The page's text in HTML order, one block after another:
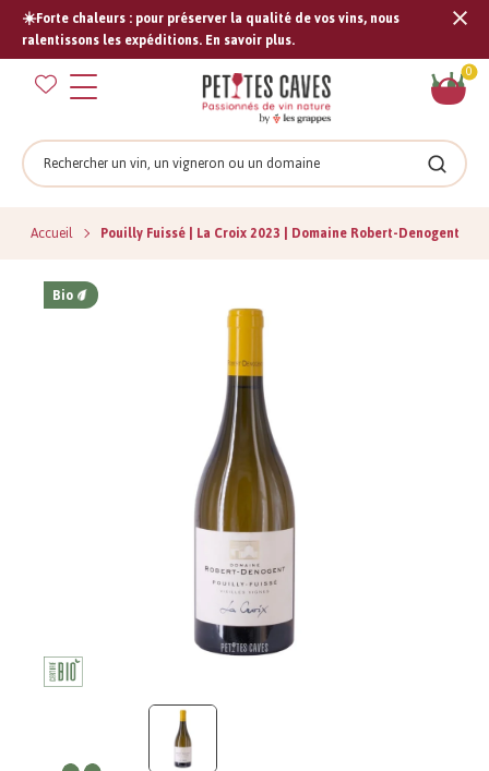
☀️Forte chaleurs : pour préserver la qualité de vos vins, nous
ralentissons les expéditions. En savoir plus.
0
Rechercher
Accueil Pouilly Fuissé | La Croix 2023 | Domaine Robert-Denogent
Bio